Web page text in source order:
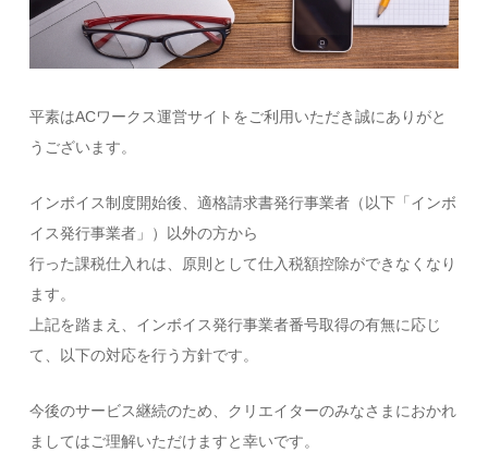
平素はACワークス運営サイトをご利用いただき誠にありがと
うございます。
インボイス制度開始後、適格請求書発行事業者（以下「インボ
イス発行事業者」）以外の方から
行った課税仕入れは、原則として仕入税額控除ができなくなり
ます。
上記を踏まえ、インボイス発行事業者番号取得の有無に応じ
て、以下の対応を行う方針です。
今後のサービス継続のため、クリエイターのみなさまにおかれ
ましてはご理解いただけますと幸いです。